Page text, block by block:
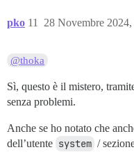
pko 28 Novembre
11
@thoka
Sì, questo è il mistero,
senza problemi.
Anche se ho notato che
dell’utente system /